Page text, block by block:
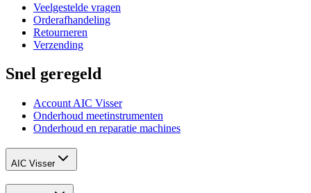
Veelgestelde vragen
Orderafhandeling
Retourneren
Verzending
Snel geregeld
Account AIC Visser
Onderhoud meetinstrumenten
Onderhoud en reparatie machines
AIC Visser